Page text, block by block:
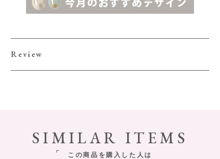
Review
SIMILAR ITEMS
この商品を購入した人は